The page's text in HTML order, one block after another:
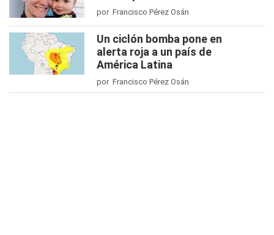
por Francisco Pérez Osán
Un ciclón bomba pone en
alerta roja a un país de
América Latina
por Francisco Pérez Osán